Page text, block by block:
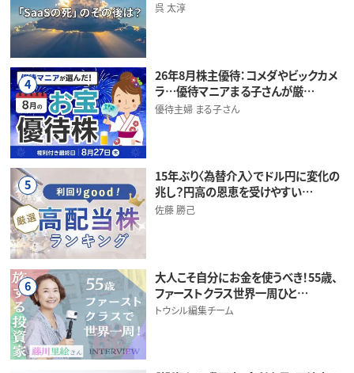
呉 太淳
4
26年8月株主優待：コメダやビックカメ
ラ…優待マニアまる子さんが厳…
優待主婦 まる子さん
5
15年ぶり〈為替介入〉でドル円に変化の
兆し？円高の恩恵を受けやすい…
佐藤 勝己
6
大人こそ自分にお金を使うべき！55歳、
ファーストクラス世界一周ひと…
トウシル編集チーム